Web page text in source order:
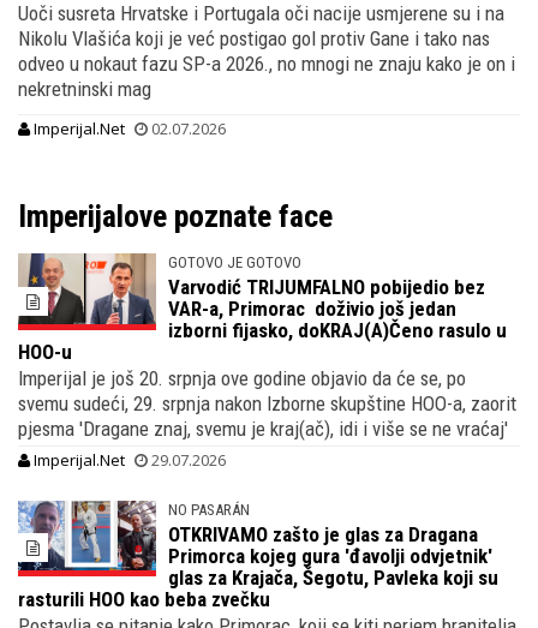
Uoči susreta Hrvatske i Portugala oči nacije usmjerene su i na
Nikolu Vlašića koji je već postigao gol protiv Gane i tako nas
odveo u nokaut fazu SP-a 2026., no mnogi ne znaju kako je on i
nekretninski mag
Imperijal.Net 02.07.2026
Imperijalove poznate face
GOTOVO JE GOTOVO
Varvodić TRIJUMFALNO pobijedio bez
VAR-a, Primorac doživio još jedan
izborni fijasko, doKRAJ(A)Čeno rasulo u
HOO-u
Imperijal je još 20. srpnja ove godine objavio da će se, po
svemu sudeći, 29. srpnja nakon Izborne skupštine HOO-a, zaorit
pjesma 'Dragane znaj, svemu je kraj(ač), idi i više se ne vraćaj'
Imperijal.Net 29.07.2026
NO PASARÁN
OTKRIVAMO zašto je glas za Dragana
Primorca kojeg gura 'đavolji odvjetnik'
glas za Krajača, Šegotu, Pavleka koji su
rasturili HOO kao beba zvečku